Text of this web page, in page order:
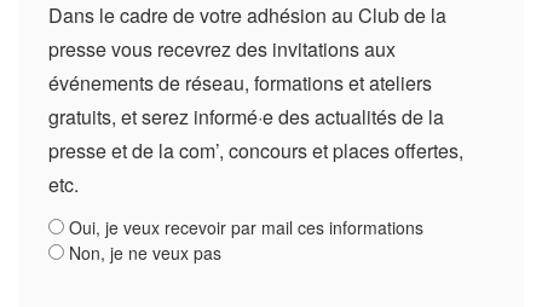
Dans le cadre de votre adhésion au Club de la
presse vous recevrez des invitations aux
événements de réseau, formations et ateliers
gratuits, et serez informé·e des actualités de la
presse et de la com’, concours et places offertes,
etc.
Oui, je veux recevoir par mail ces informations
Non, je ne veux pas